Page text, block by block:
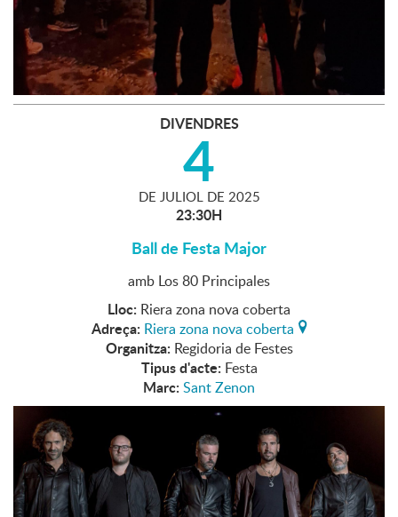
DIVENDRES
4
DE JULIOL DE 2025
23:30H
Ball de Festa Major
amb Los 80 Principales
Lloc: Riera zona nova coberta
Adreça: Riera zona nova coberta
Organitza: Regidoria de Festes
Tipus d'acte: Festa
Marc: Sant Zenon